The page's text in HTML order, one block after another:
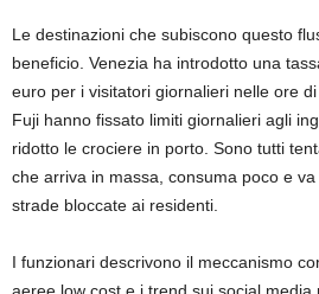
Le destinazioni che subiscono questo
beneficio. Venezia ha introdotto una
euro per i visitatori giornalieri nelle ore
Fuji hanno fissato limiti giornalieri agli
ridotto le crociere in porto. Sono tutti
che arriva in massa, consuma poco e
strade bloccate ai residenti.
I funzionari descrivono il meccanismo